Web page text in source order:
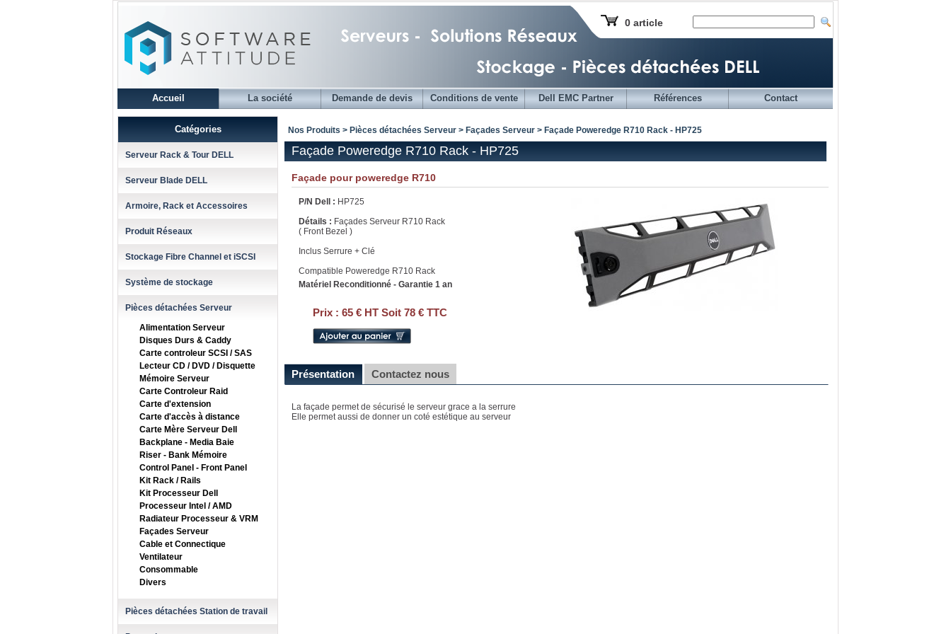
0 article
Accueil La société Demande de devis Conditions de vente Dell EMC Partner Références Contact
Catégories
Serveur Rack & Tour DELL
Serveur Blade DELL
Armoire, Rack et Accessoires
Produit Réseaux
Stockage Fibre Channel et iSCSI
Système de stockage
Pièces détachées Serveur
Alimentation Serveur
Disques Durs & Caddy
Carte controleur SCSI / SAS
Lecteur CD / DVD / Disquette
Mémoire Serveur
Carte Controleur Raid
Carte d'extension
Carte d'accès à distance
Carte Mère Serveur Dell
Backplane - Media Baie
Riser - Bank Mémoire
Control Panel - Front Panel
Kit Rack / Rails
Kit Processeur Dell
Processeur Intel / AMD
Radiateur Processeur & VRM
Façades Serveur
Cable et Connectique
Ventilateur
Consommable
Divers
Pièces détachées Station de travail
Nos Produits > Pièces détachées Serveur > Façades Serveur > Façade Poweredge R710 Rack - HP725
Façade Poweredge R710 Rack - HP725
Façade pour poweredge R710
P/N Dell : HP725
Détails : Façades Serveur R710 Rack
( Front Bezel )
Inclus Serrure + Clé
Compatible Poweredge R710 Rack
Matériel Reconditionné - Garantie 1 an
Prix : 65 € HT Soit 78 € TTC
Présentation Contactez nous
La façade permet de sécurisé le serveur grace a la serrure
Elle permet aussi de donner un coté estétique au serveur